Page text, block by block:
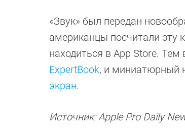
«Звук» был передан
американцы посчитали эту
находиться в App Store.
ExpertBook, и миниатюрный
экран.
Источник: Apple Pro Daily